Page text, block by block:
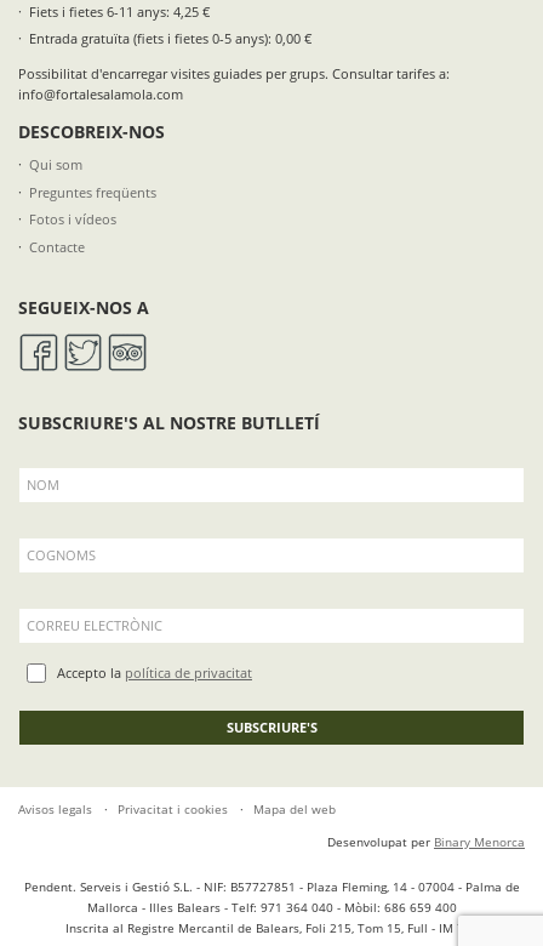
Fiets i fietes 6-11 anys: 4,25 €
Entrada gratuïta (fiets i fietes 0-5 anys): 0,00 €
Possibilitat d'encarregar visites guiades per grups. Consultar tarifes a:
info@fortalesalamola.com
DESCOBREIX-NOS
Qui som
Preguntes freqüents
Fotos i vídeos
Contacte
SEGUEIX-NOS A
SUBSCRIURE'S AL NOSTRE BUTLLETÍ
NOM
COGNOMS
CORREU ELECTRÒNIC
Accepto la política de privacitat
SUBSCRIURE'S
Avisos legals Privacitat i cookies
Mapa del web
Desenvolupat per Binary Menorca
Pendent. Serveis i Gestió S.L. - NIF: B57727851 - Plaza Fleming, 14 - 07004 - Palma de
Mallorca - Illes Balears - Telf: 971 364 040 - Mòbil: 686 659 400
Inscrita al Registre Mercantil de Balears, Foli 215, Tom 15, Full - IM 754